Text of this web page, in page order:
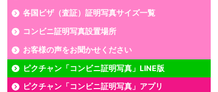
各国ビザ（査証）証明写真サイズ一覧
コンビニ証明写真設置場所
お客様の声をお聞かせください
ピクチャン「コンビニ証明写真」LINE版
ピクチャン「コンビニ証明写真」アプリ